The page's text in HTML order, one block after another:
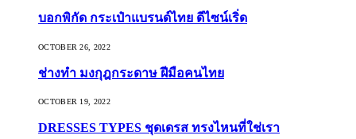
บอกพิกัด กระเป๋าแบรนด์ไทย ดีไซน์เริ่ด
OCTOBER 26, 2022
ช่างทำ มงกุฎกระดาษ ฝีมือคนไทย
OCTOBER 19, 2022
DRESSES TYPES ชุดเดรส ทรงไหนที่ใช่เรา